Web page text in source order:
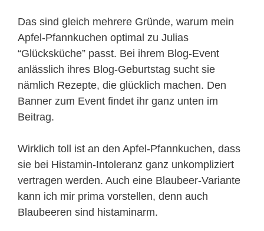
Das sind gleich mehrere Gründe, warum mein
Apfel-Pfannkuchen optimal zu Julias
“Glücksküche” passt. Bei ihrem Blog-Event
anlässlich ihres Blog-Geburtstag sucht sie
nämlich Rezepte, die glücklich machen. Den
Banner zum Event findet ihr ganz unten im
Beitrag.
Wirklich toll ist an den Apfel-Pfannkuchen, dass
sie bei Histamin-Intoleranz ganz unkompliziert
vertragen werden. Auch eine Blaubeer-Variante
kann ich mir prima vorstellen, denn auch
Blaubeeren sind histaminarm.